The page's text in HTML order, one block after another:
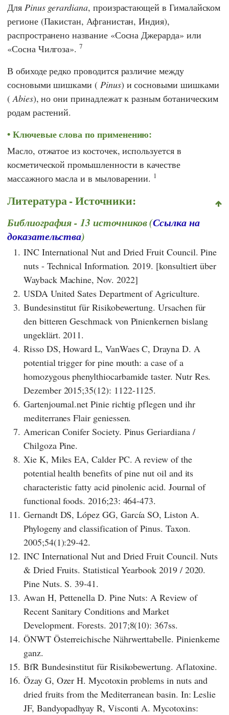
Для Pinus gerardiana, произрастающей в Гималайском
регионе (Пакистан, Афганистан, Индия),
распространено название «Сосна Джерарда» или
«Сосна Чилгоза».7
В обиходе редко проводится различие между
сосновыми шишками ( Pinus) и сосновыми шишками
(Abies), но они принадлежат к разным ботаническим
родам растений.
Ключевые слова по применению:
Масло, отжатое из косточек, используется в
косметической промышленности в качестве
массажного масла и в мыловарении. 1
Литература - Источники:
Библиография - 13 источников (Ссылка на
доказательства)
1. INC International Nut and Dried Fruit Council. Pine
nuts - Technical Information. 2019. [konsultiert über
Wayback Machine, Nov. 2022]
2. USDA United Sates Department of Agriculture.
3. Bundesinstitut für Risikobewertung. Ursachen für
den bitteren Geschmack von Pinienkernen bislang
ungeklärt. 2011.
4. Risso DS, Howard L, VanWaes C, Drayna D. A
potential trigger for pine mouth: a case of a
homozygous phenylthiocarbamide taster. Nutr Res.
Dezember 2015;35(12): 1122-1125.
6. Gartenjournal.net Pinie richtig pflegen und ihr
mediterranes Flair geniessen.
7. American Conifer Society. Pinus Geriardiana /
Chilgoza Pine.
8. Xie K, Miles EA, Calder PC. A review of the
potential health benefits of pine nut oil and its
characteristic fatty acid pinolenic acid. Journal of
functional foods. 2016;23: 464-473.
11. Gernandt DS, López GG, García SO, Liston A.
Phylogeny and classification of Pinus. Taxon.
2005;54(1):29-42.
12. INC International Nut and Dried Fruit Council. Nuts
& Dried Fruits. Statistical Yearbook 2019 / 2020.
Pine Nuts. S. 39-41.
13. Awan H, Pettenella D. Pine Nuts: A Review of
Recent Sanitary Conditions and Market
Development. Forests. 2017;8(10): 367ss.
14. ÖNWT Österreichische Nährwerttabelle. Pinienkerne
ganz.
15. BfR Bundesinstitut für Risikobewertung. Aflatoxine.
16. Özay G, Ozer H. Mycotoxin problems in nuts and
dried fruits from the Mediterranean basin. In: Leslie
JF, Bandyopadhyay R, Visconti A. Mycotoxins: